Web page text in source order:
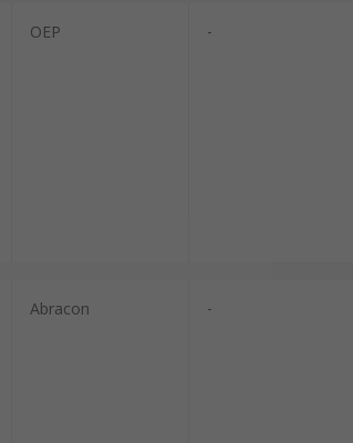
OEP -
Abracon -